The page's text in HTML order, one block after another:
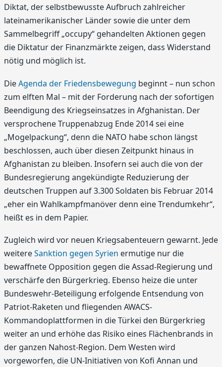
Diktat, der selbstbewusste Aufbruch zahlreicher
lateinamerikanischer Länder sowie die unter dem
Sammelbegriff „occupy“ gehandelten Aktionen gegen
die Diktatur der Finanzmärkte zeigen, dass Widerstand
nötig und möglich ist.
DieAgenda der Friedensbewegung beginnt – nun schon
zum elften Mal – mit der Forderung nach der sofortigen
Beendigung des Kriegseinsatzes in Afghanistan. Der
versprochene Truppenabzug Ende 2014 sei eine
„Mogelpackung“, denn die NATO habe schon längst
beschlossen, auch über diesen Zeitpunkt hinaus in
Afghanistan zu bleiben. Insofern sei auch die von der
Bundesregierung angekündigte Reduzierung der
deutschen Truppen auf 3.300 Soldaten bis Februar 2014
„eher ein Wahlkampfmanöver denn eine Trendumkehr“,
heißt es in dem Papier.
Zugleich wird vor neuen Kriegsabenteuern gewarnt. Jede
weitereSanktion gegen Syrien ermutige nur die
bewaffnete Opposition gegen die Assad-Regierung und
verschärfe den Bürgerkrieg. Ebenso heize die unter
Bundeswehr-Beteiligung erfolgende Entsendung von
Patriot-Raketen und fliegenden AWACS-
Kommandoplattformen in die Türkei den Bürgerkrieg
weiter an und erhöhe das Risiko eines Flächenbrands in
der ganzen Nahost-Region. Dem Westen wird
vorgeworfen, die UN-Initiativen von Kofi Annan und